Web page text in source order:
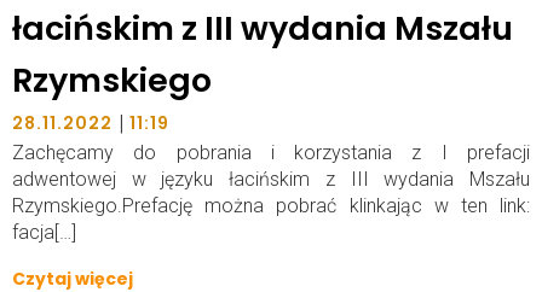
łacińskim z III wydania Mszału
Rzymskiego
28.11.2022 | 11:19
Zachęcamy do pobrania i korzystania z I prefacji
adwentowej w języku łacińskim z III wydania Mszału
Rzymskiego.Prefację można pobrać klinkając w ten link:
facja[…]
Czytaj więcej